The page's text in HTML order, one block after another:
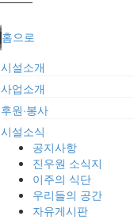
홈으로
시설소개
사업소개
후원·봉사
시설소식
공지사항
진우원 소식지
이주의 식단
우리들의 공간
자유게시판